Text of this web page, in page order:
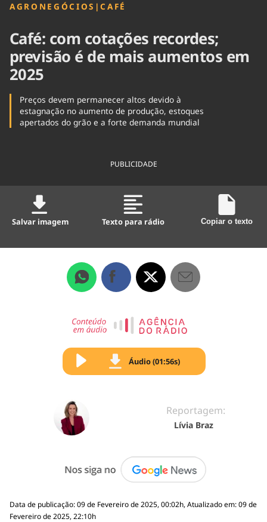
AGRONEGÓCIOS |CAFÉ
Café: com cotações recordes;
previsão é de mais aumentos em
2025
Preços devem permanecer altos devido à
estagnação no aumento de produção, estoques
apertados do grão e a forte demanda mundial
PUBLICIDADE
Salvar imagem Texto para rádio Copiar o texto
Áudio (01:56s)
Reportagem:
Lívia Braz
Data de publicação: 09 de Fevereiro de 2025, 00:02h, Atualizado em: 09 de
Fevereiro de 2025, 22:10h